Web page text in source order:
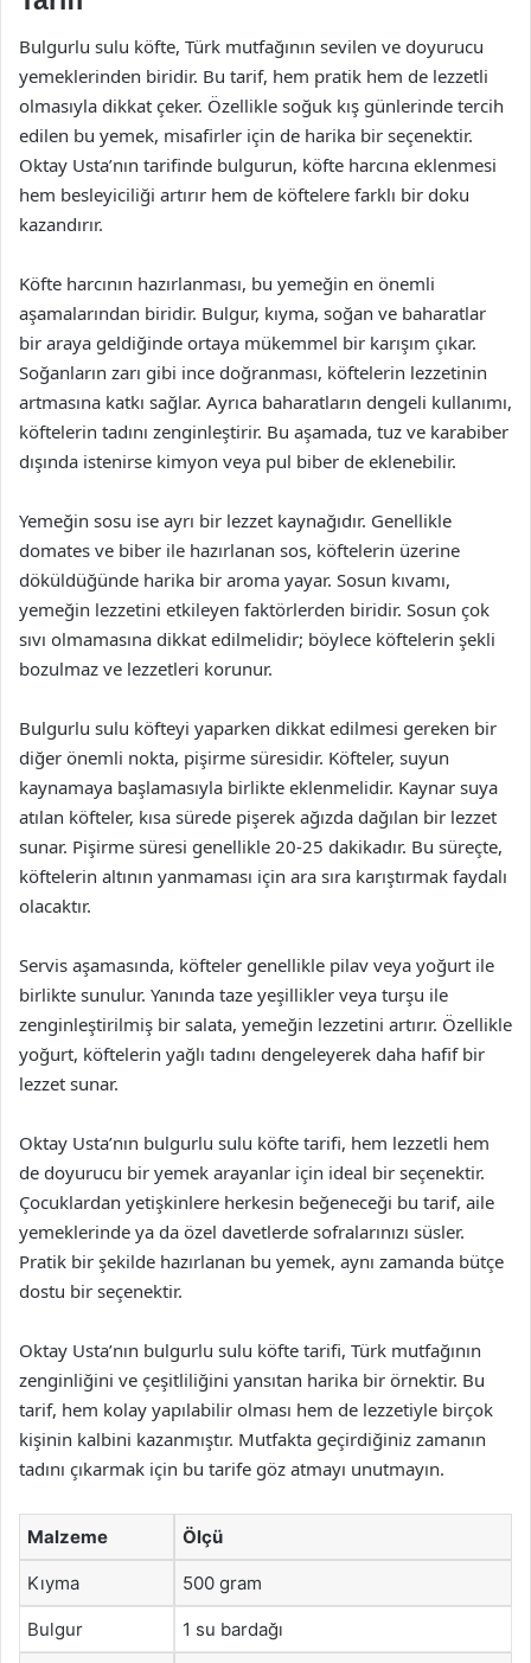
Bulgurlu sulu köfte, Türk mutfağının sevilen ve doyurucu
yemeklerinden biridir. Bu tarif, hem pratik hem de lezzetli
olmasıyla dikkat çeker. Özellikle soğuk kış günlerinde tercih
edilen bu yemek, misafirler için de harika bir seçenektir.
Oktay Usta’nın tarifinde bulgurun, köfte harcına eklenmesi
hem besleyiciliği artırır hem de köftelere farklı bir doku
kazandırır.
Köfte harcının hazırlanması, bu yemeğin en önemli
aşamalarından biridir. Bulgur, kıyma, soğan ve baharatlar
bir araya geldiğinde ortaya mükemmel bir karışım çıkar.
Soğanların zarı gibi ince doğranması, köftelerin lezzetinin
artmasına katkı sağlar. Ayrıca baharatların dengeli kullanımı,
köftelerin tadını zenginleştirir. Bu aşamada, tuz ve karabiber
dışında istenirse kimyon veya pul biber de eklenebilir.
Yemeğin sosu ise ayrı bir lezzet kaynağıdır. Genellikle
domates ve biber ile hazırlanan sos, köftelerin üzerine
döküldüğünde harika bir aroma yayar. Sosun kıvamı,
yemeğin lezzetini etkileyen faktörlerden biridir. Sosun çok
sıvı olmamasına dikkat edilmelidir; böylece köftelerin şekli
bozulmaz ve lezzetleri korunur.
Bulgurlu sulu köfteyi yaparken dikkat edilmesi gereken bir
diğer önemli nokta, pişirme süresidir. Köfteler, suyun
kaynamaya başlamasıyla birlikte eklenmelidir. Kaynar suya
atılan köfteler, kısa sürede pişerek ağızda dağılan bir lezzet
sunar. Pişirme süresi genellikle 20-25 dakikadır. Bu süreçte,
köftelerin altının yanmaması için ara sıra karıştırmak faydalı
olacaktır.
Servis aşamasında, köfteler genellikle pilav veya yoğurt ile
birlikte sunulur. Yanında taze yeşillikler veya turşu ile
zenginleştirilmiş bir salata, yemeğin lezzetini artırır. Özellikle
yoğurt, köftelerin yağlı tadını dengeleyerek daha hafif bir
lezzet sunar.
Oktay Usta’nın bulgurlu sulu köfte tarifi, hem lezzetli hem
de doyurucu bir yemek arayanlar için ideal bir seçenektir.
Çocuklardan yetişkinlere herkesin beğeneceği bu tarif, aile
yemeklerinde ya da özel davetlerde sofralarınızı süsler.
Pratik bir şekilde hazırlanan bu yemek, aynı zamanda bütçe
dostu bir seçenektir.
Oktay Usta’nın bulgurlu sulu köfte tarifi, Türk mutfağının
zenginliğini ve çeşitliliğini yansıtan harika bir örnektir. Bu
tarif, hem kolay yapılabilir olması hem de lezzetiyle birçok
kişinin kalbini kazanmıştır. Mutfakta geçirdiğiniz zamanın
tadını çıkarmak için bu tarife göz atmayı unutmayın.
Malzeme Ölçü
Kıyma 500 gram
Bulgur 1 su bardağı